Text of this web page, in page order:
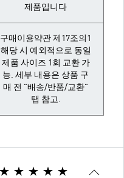
제품입니다
구매이용약관 제17조의1
해당 시 예외적으로 동일
제품 사이즈 1회 교환 가
능. 세부 내용은 상품 구
매 전 "배송/반품/교환"
탭 참고.